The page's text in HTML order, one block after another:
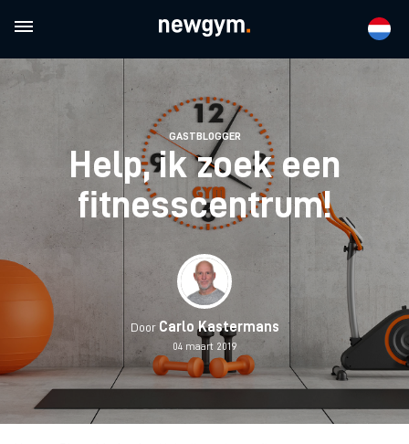
GASTBLOGGER
Help, ik zoek een
fitnesscentrum!
Door Carlo Kastermans
04 maart 2019